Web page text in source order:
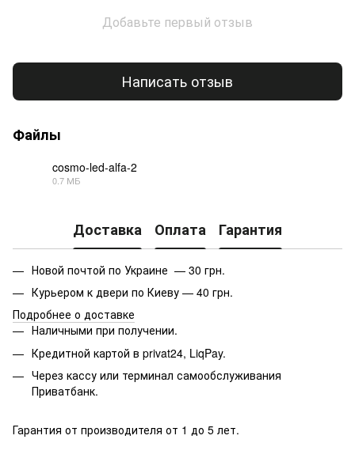
Добавьте первый отзыв
Написать отзыв
Файлы
cosmo-led-alfa-2
0.7 МБ
Доставка Оплата Гарантия
Новой почтой по Украине — 30 грн.
Курьером к двери по Киеву — 40 грн.
Подробнее о доставке
Наличными при получении.
Кредитной картой в privat24, LiqPay.
Через кассу или терминал самообслуживания
Приватбанк.
Гарантия от производителя от 1 до 5 лет.